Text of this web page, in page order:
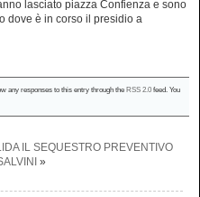
lasciato piazza Confienza e sono
dove è in corso il presidio a
any responses to this entry through the RSS 2.0 feed. You
IL SEQUESTRO PREVENTIVO
»